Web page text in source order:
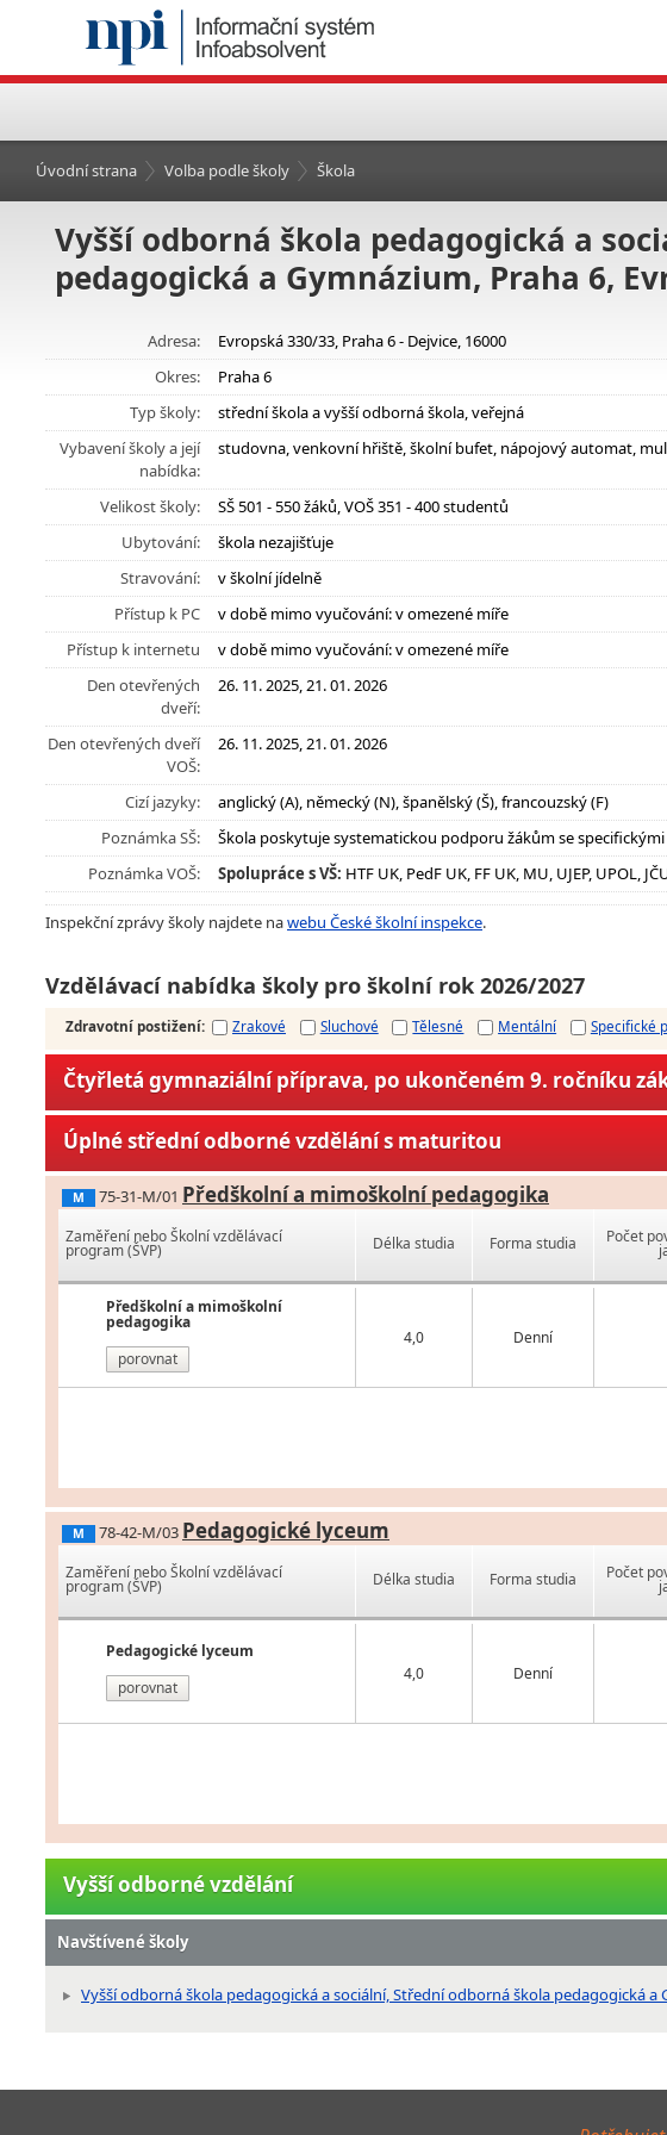
Úvodní strana Volba podle školy Škola
Vyšší odborná škola pedagogická a
pedagogická a Gymnázium, Praha 6,
Adresa:
Evropská 330/33, Praha 6 - Dejvice, 16000
Okres:
Praha 6
Typ školy:
střední škola a vyšší odborná škola, veřejná
Vybavení školy a její
nabídka:
studovna, venkovní hřiště, školní bufet, nápojový automat,
Velikost školy:
SŠ 501 - 550 žáků, VOŠ 351 - 400 studentů
Ubytování:
škola nezajišťuje
Stravování:
v školní jídelně
Přístup k PC
v době mimo vyučování: v omezené míře
Přístup k internetu
v době mimo vyučování: v omezené míře
Den otevřených
dveří:
26. 11. 2025, 21. 01. 2026
Den otevřených dveří
VOŠ:
26. 11. 2025, 21. 01. 2026
Cizí jazyky:
anglický (A), německý (N), španělský (Š), francouzský (F)
Poznámka SŠ:
Škola poskytuje systematickou podporu žákům se
Poznámka VOŠ:
Spolupráce s VŠ: HTF UK, PedF UK, FF UK, MU, UJEP, UPOL,
Inspekční zprávy školy najdete nawebu České školní inspekce.
Vzdělávací nabídka školy pro školní rok 2026/2027
Zdravotní postižení: Zrakové Sluchové Tělesné Mentální Specifické
Čtyřletá gymnaziální příprava, po ukončeném 9. ročníku
Úplné střední odborné vzdělání s maturitou
M 75-31-M/01 Předškolní a mimoškolní pedagogika
Zaměření nebo Školní vzdělávací
program (ŠVP)
Předškolní a mimoškolní
pedagogika
porovnat
Délka studia Forma studia Počet
4,0 Denní
M 78-42-M/03 Pedagogické lyceum
Zaměření nebo Školní vzdělávací
program (ŠVP)
Pedagogické lyceum
porovnat
Délka studia Forma studia Počet
4,0 Denní
Vyšší odborné vzdělání
Navštívené školy
Vyšší odborná škola pedagogická a sociální, Střední odborná škola pedagogická a